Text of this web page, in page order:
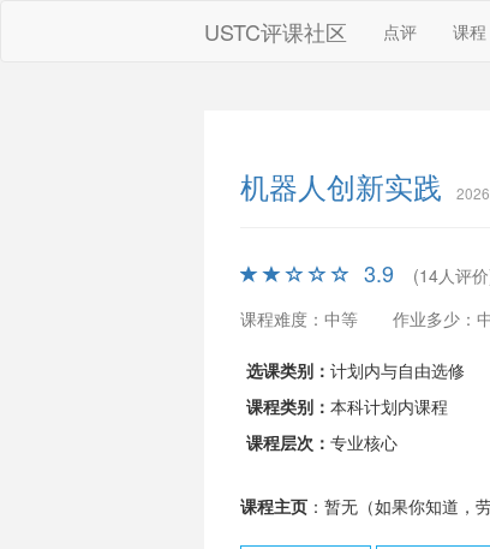
USTC评课社区 点评 课程
机器人创新实践
3.9
(14人评
课程难度：中等
作业多少：
选课类别： 计划内与自由选修
课程类别： 本科计划内课程
课程层次： 专业核心
课程主页：暂无（如果你知道，